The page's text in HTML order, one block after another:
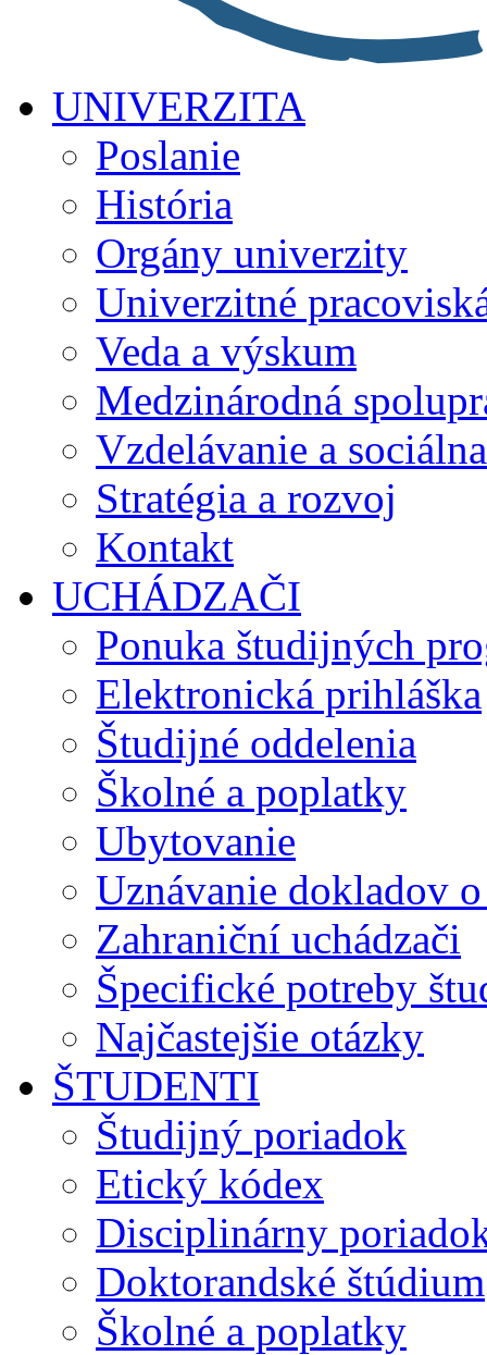
UNIVERZITA
Poslanie
História
Orgány univerzity
Univerzitné
Veda a výskum
Medzinárodná
Vzdelávanie a
Stratégia a rozvoj
Kontakt
UCHÁDZAČI
Ponuka študijných
Elektronická prihláška
Študijné oddelenia
Školné a poplatky
Ubytovanie
Uznávanie dokladov
Zahraniční uchádzači
Špecifické potreby
Najčastejšie otázky
ŠTUDENTI
Študijný poriadok
Etický kódex
Disciplinárny
Doktorandské štúdium
Školné a poplatky